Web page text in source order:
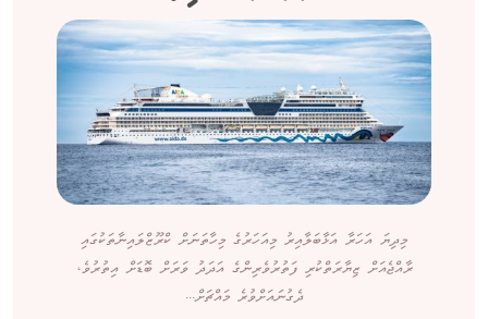
މިދިޔަ އަހަރާ އަޅާބަލާއިރު މިއަހަރުގެ މިހާތަނަށް ކްރޫޒްލައިނާތަކުގައި
ރާއްޖެއަށް ޒިޔާރަތްކުރި ފަތުރުވެރިންގެ އަދަދު ވަރަށް ބޮޑަށް އިތުރުވެ،
ދެގުނައަށްވުރެ މައްޗަށް...